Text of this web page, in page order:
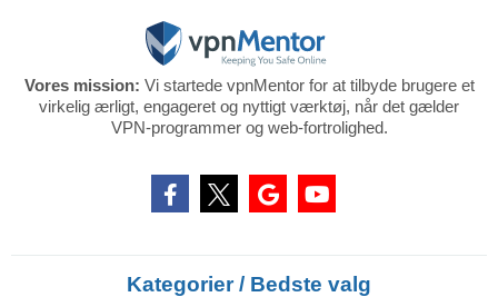
Vores mission: Vi startede vpnMentor for at tilbyde brugere et
virkelig ærligt, engageret og nyttigt værktøj, når det gælder
VPN-programmer og web-fortrolighed.
Kategorier / Bedste valg